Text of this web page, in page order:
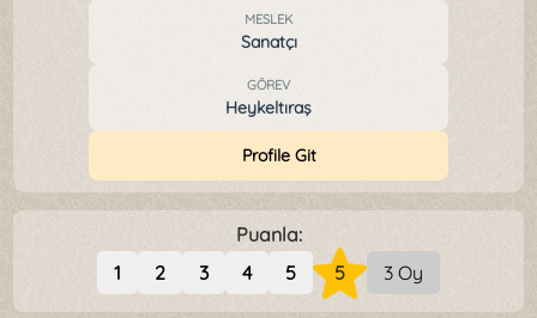
MESLEK
Sanatçı
GÖREV
Heykeltıraş
Profile Git
Puanla:
1
2 3 4 5 5 3 Oy